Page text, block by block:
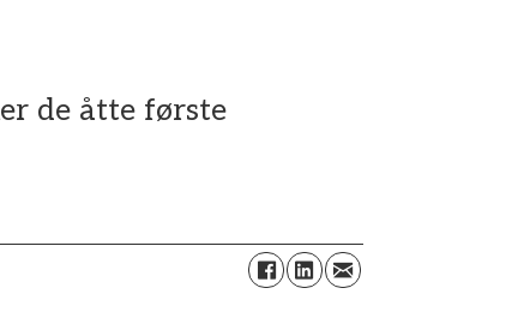
de åtte første